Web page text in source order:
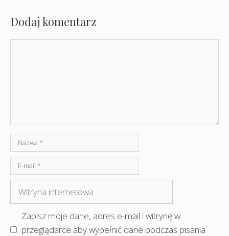
Dodaj komentarz
Nazwa
mail
internetowa
Zapisz moje dane, adres e-mail i witrynę w
przeglądarce aby wypełnić dane podczas pisania